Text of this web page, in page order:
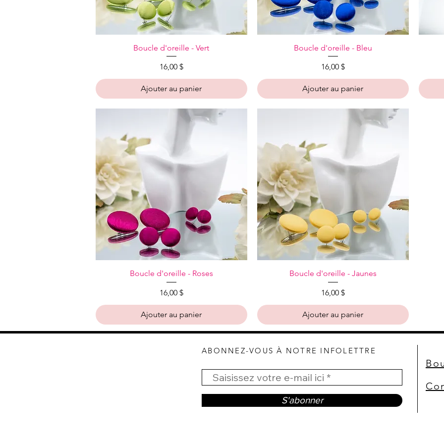
Aperçu rapide
Boucle d'oreille - Vert
Prix
16,00 $
Ajouter au panier
Aperçu rapide
Boucle d'oreille - Bleu
Prix
16,00 $
Ajouter au panier
Aperçu rapide
Boucle d'oreille - Roses
Prix
16,00 $
Ajouter au panier
Aperçu rapide
Boucle d'oreille - Jaunes
Prix
16,00 $
Ajouter au panier
ABONNEZ-VOUS À NOTRE INFOLETTRE
S'abonner